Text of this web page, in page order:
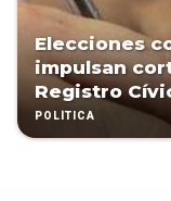
Elecciones
impulsan
Registro
POLÍTICA